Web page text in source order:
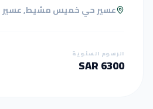
عسير حي خميس مشيط, عسير
الرسوم السنوية
6300 SAR